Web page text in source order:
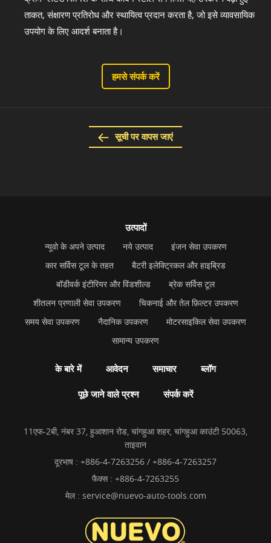
ताकत, संक्षारण प्रतिरोध और स्थायित्व प्रदान करता है, जो इसे व्यावसायिक
उपयोग के लिए आदर्श बनाता है।
हमसे संपर्क करें
सूची पर वापस जाएं
उत्पादों
न्यूवो के अपने उत्पाद नये उत्पाद
इंजन सेवा उपकरण
कार सर्विस टूल के तहत
बैटरी इलेक्ट्रिकल और हाइब्रिड
बॉडीवर्क इंटीरियर और विंडशील्ड
ब्रेक सर्विस टूल
शीतलन प्रणाली सेवा उपकरण
चिकनाई और तेल फ़िल्टर उपकरण
समय सेवा उपकरण
नैदानिक उपकरण
मोटरसाइकिल सेवा उपकरण
सामान्य उपकरण
के बारे में आवेदन समाचार ब्लॉग
पूछे जाने वाले प्रश्न संपर्क करें
11एफ-2बी, नंबर 37, हुआशान रोड, चांगहुआ शहर, चांगहुआ काउंटी 50063,
ताइवान
दूरभाष : +886-4-7263256 / +886-4-7263257
फैक्स : +886-4-7263255
मेल : service@nuevo-auto-tools.com